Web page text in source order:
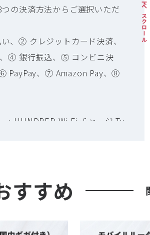
下へスクロール
の決済方法からご選択いただ
、② クレジットカード決済、
④ 銀行振込、⑤ コンビニ決
PayPay、⑦ Amazon Pay、⑧
・HUNDRED Wi-Fi チャージ Ty
すすめ